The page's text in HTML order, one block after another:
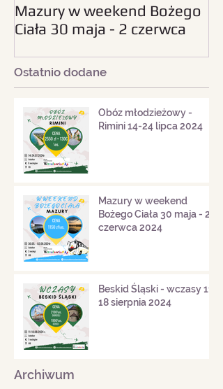
Mazury w weekend Bożego
Ciała 30 maja - 2 czerwca
Ostatnio dodane
Obóz młodzieżowy -
Rimini 14-24 lipca 2024
Mazury w weekend
Bożego Ciała 30 maja - 2
czerwca 2024
Beskid Śląski - wczasy 11-
18 sierpnia 2024
Archiwum